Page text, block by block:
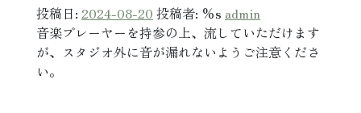
投稿日: 2024-08-20 投稿者: %s admin
音楽プレーヤーを持参の上、流していただけます
が、スタジオ外に音が漏れないようご注意くださ
い。